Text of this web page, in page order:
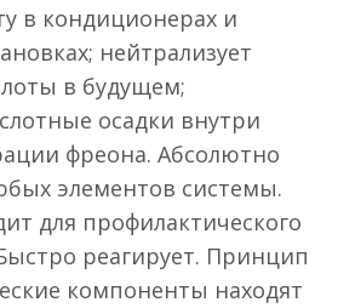
в кондиционерах и
нейтрализует
в будущем;
осадки внутри
фреона. Абсолютно
элементов системы.
для профилактического
реагирует. Принцип
компоненты находят